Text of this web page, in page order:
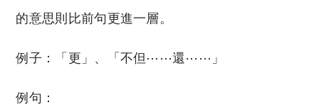
的意思則比前句更進一層。
例子：「更」、「不但⋯⋯還⋯⋯」
例句：